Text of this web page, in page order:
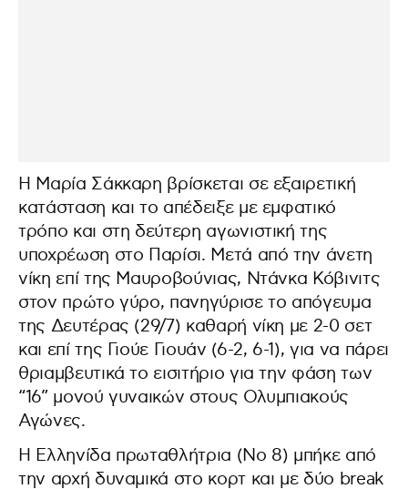
Η Μαρία Σάκκαρη βρίσκεται σε εξαιρετική
κατάσταση και το απέδειξε με εμφατικό
τρόπο και στη δεύτερη αγωνιστική της
υποχρέωση στο Παρίσι. Μετά από την άνετη
νίκη επί της Μαυροβούνιας, Ντάνκα Κόβινιτς
στον πρώτο γύρο, πανηγύρισε το απόγευμα
της Δευτέρας (29/7) καθαρή νίκη με 2-0 σετ
και επί της Γιούε Γιουάν (6-2, 6-1), για να πάρει
θριαμβευτικά το εισιτήριο για την φάση των
“16” μονού γυναικών στους Ολυμπιακούς
Αγώνες.
Η Ελληνίδα πρωταθλήτρια (Νο 8) μπήκε από
την αρχή δυναμικά στο κορτ και με δύο break